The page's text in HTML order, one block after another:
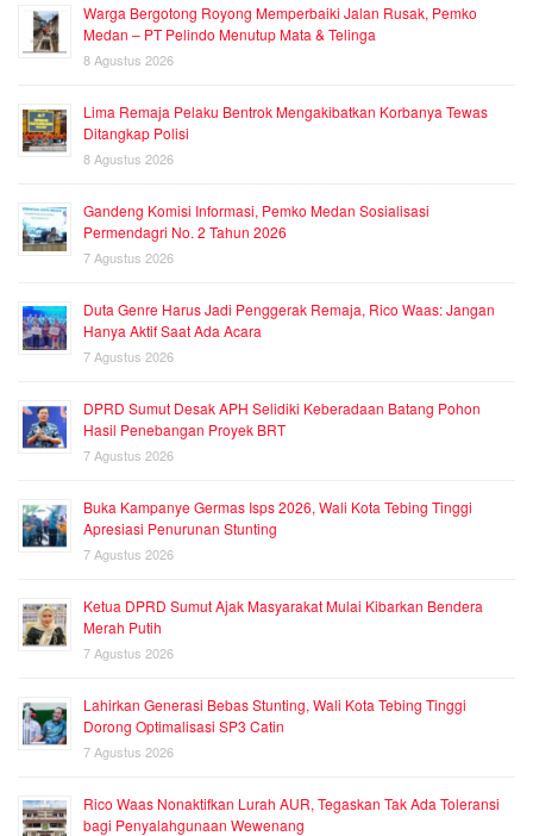
Warga Bergotong Royong Memperbaiki Jalan Rusak, Pemko
Medan – PT Pelindo Menutup Mata & Telinga
8 Agustus 2026
Lima Remaja Pelaku Bentrok Mengakibatkan Korbanya Tewas
Ditangkap Polisi
8 Agustus 2026
Gandeng Komisi Informasi, Pemko Medan Sosialisasi
Permendagri No. 2 Tahun 2026
7 Agustus 2026
Duta Genre Harus Jadi Penggerak Remaja, Rico Waas: Jangan
Hanya Aktif Saat Ada Acara
7 Agustus 2026
DPRD Sumut Desak APH Selidiki Keberadaan Batang Pohon
Hasil Penebangan Proyek BRT
7 Agustus 2026
Buka Kampanye Germas Isps 2026, Wali Kota Tebing Tinggi
Apresiasi Penurunan Stunting
7 Agustus 2026
Ketua DPRD Sumut Ajak Masyarakat Mulai Kibarkan Bendera
Merah Putih
7 Agustus 2026
Lahirkan Generasi Bebas Stunting, Wali Kota Tebing Tinggi
Dorong Optimalisasi SP3 Catin
7 Agustus 2026
Rico Waas Nonaktifkan Lurah AUR, Tegaskan Tak Ada Toleransi
bagi Penyalahgunaan Wewenang